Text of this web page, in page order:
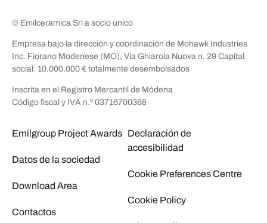
© Emilceramica Srl a socio unico
Empresa bajo la dirección y coordinación de Mohawk Industries
Inc. Fiorano Modenese (MO), Via Ghiarola Nuova n. 29 Capital
social: 10.000.000 € totalmente desembolsados
Inscrita en el Registro Mercantil de Módena
Código fiscal y IVA n.º 03716700368
Emilgroup Project Awards
Datos de la sociedad
Download Area
Contactos
Declaración de
accesibilidad
Cookie Preferences Centre
Cookie Policy